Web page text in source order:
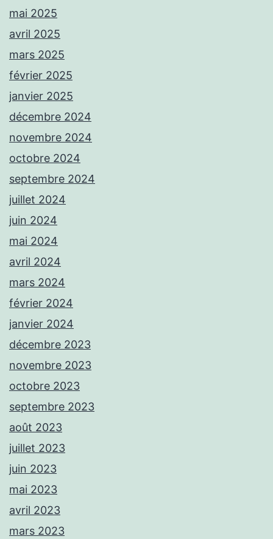
mai 2025
avril 2025
mars 2025
février 2025
janvier 2025
décembre 2024
novembre 2024
octobre 2024
septembre 2024
juillet 2024
juin 2024
mai 2024
avril 2024
mars 2024
février 2024
janvier 2024
décembre 2023
novembre 2023
octobre 2023
septembre 2023
août 2023
juillet 2023
juin 2023
mai 2023
avril 2023
mars 2023